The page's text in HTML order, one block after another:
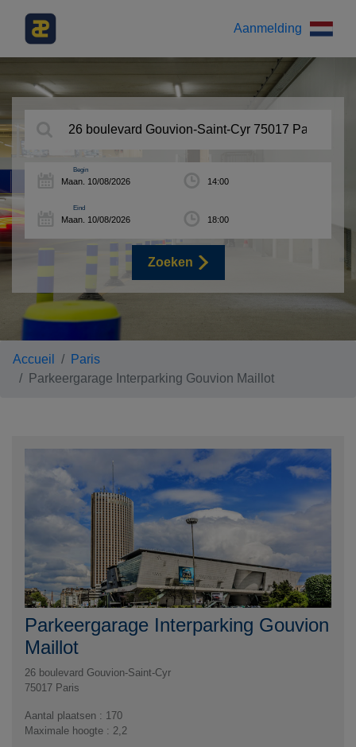
Aanmelding
Begin
Eind
Zoeken
Accueil
Paris
Parkeergarage Interparking Gouvion Maillot
Parkeergarage Interparking Gouvion
Maillot
26 boulevard Gouvion-Saint-Cyr
75017 Paris
Aantal plaatsen : 170
Maximale hoogte : 2,2